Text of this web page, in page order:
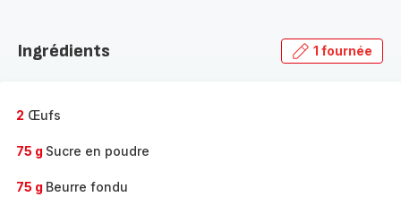
gamme
Ingrédients 1 fournée
2 Œufs
75 g Sucre en poudre
75 g Beurre fondu